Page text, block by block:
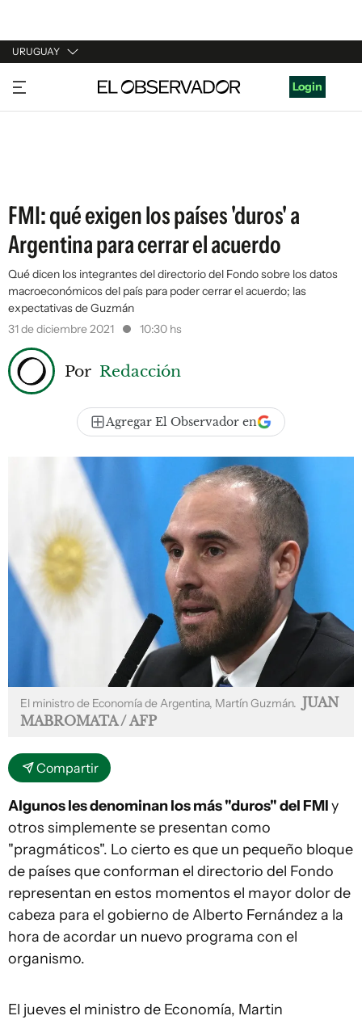
URUGUAY
URUGUAY
ARGENTINA
Login
FMI: qué exigen los países 'duros' a
Argentina para cerrar el acuerdo
Qué dicen los integrantes del directorio del Fondo sobre los datos
macroeconómicos del país para poder cerrar el acuerdo; las
expectativas de Guzmán
31 de diciembre 2021
10:30 hs
Por Redacción
Agregar El Observador en
El ministro de Economía de Argentina, Martín Guzmán. JUAN
MABROMATA / AFP
Compartir
Algunos les denominan los más "duros" del FMIy
otros simplemente se presentan como
"pragmáticos". Lo cierto es que un pequeño bloque
de países que conforman el directorio del Fondo
representan en estos momentos el mayor dolor de
cabeza para el gobierno de Alberto Fernández a la
hora de acordar un nuevo programa con el
organismo.
El jueves el ministro de Economía, Martin